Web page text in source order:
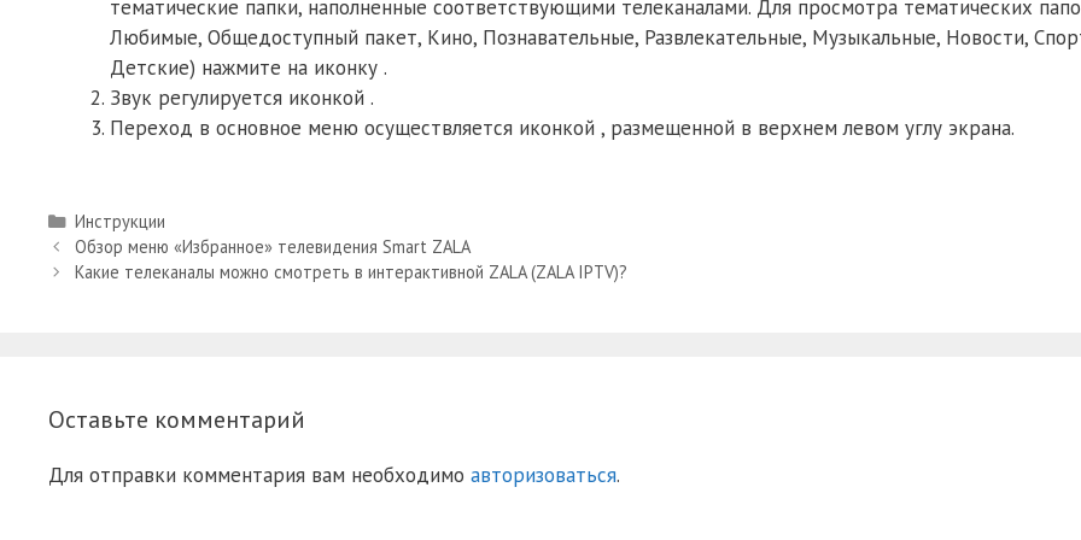
тематические папки, наполненные соответствующими телеканалами. Для просмотра тематических
Любимые, Общедоступный пакет, Кино, Познавательные, Развлекательные, Музыкальные, Новости,
Детские) нажмите на иконку .
Звук регулируется иконкой .
Переход в основное меню осуществляется иконкой , размещенной в верхнем левом углу экрана.
Рубрики
Инструкции
Обзор меню «Избранное» телевидения Smart ZALA
Какие телеканалы можно смотреть в интерактивной ZALA (ZALA IPTV)?
Оставьте комментарий
Для отправки комментария вам необходимо авторизоваться.